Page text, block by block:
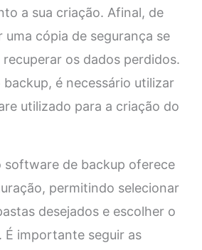
a sua criação. Afinal, de
uma cópia de segurança se
os dados perdidos.
backup, é necessário utilizar
utilizado para a criação do
software de backup oferece
permitindo selecionar
desejados e escolher o
É importante seguir as